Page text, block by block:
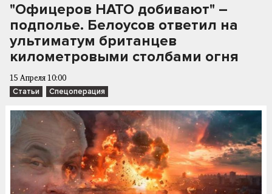
"Офицеров НАТО добивают" –
подполье. Белоусов ответил на
ультиматум британцев
километровыми столбами огня
15 Апреля 10:00
Статьи Спецоперация